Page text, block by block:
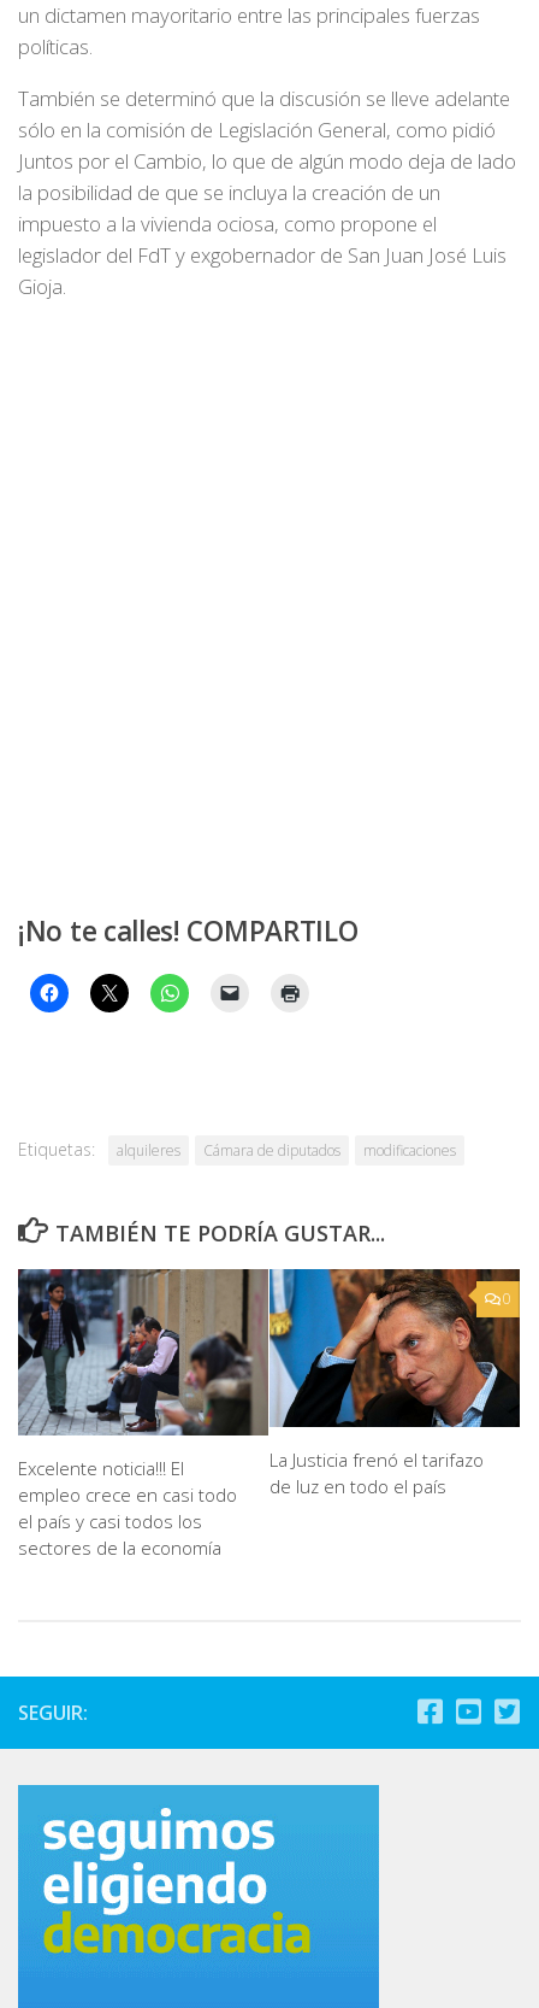
un dictamen mayoritario entre las principales fuerzas
políticas.
También se determinó que la discusión se lleve adelante
sólo en la comisión de Legislación General, como pidió
Juntos por el Cambio, lo que de algún modo deja de lado
la posibilidad de que se incluya la creación de un
impuesto a la vivienda ociosa, como propone el
legislador del FdT y exgobernador de San Juan José Luis
Gioja.
¡No te calles! COMPARTILO
Etiquetas: alquileres Cámara de diputados modificaciones
TAMBIÉN TE PODRÍA GUSTAR...
Excelente noticia!!! El
empleo crece en casi todo
el país y casi todos los
sectores de la economía
0
La Justicia frenó el tarifazo
de luz en todo el país
SEGUIR: